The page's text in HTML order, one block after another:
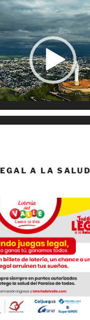
A LA